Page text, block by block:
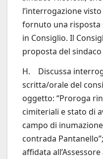
l’interrogazione
fornuto una
in Consiglio. Il
proposta del
H. Discussa
scritta/orale del
oggetto: “Proroga
cimiteriali e stato di
campo di
contrada
affidata